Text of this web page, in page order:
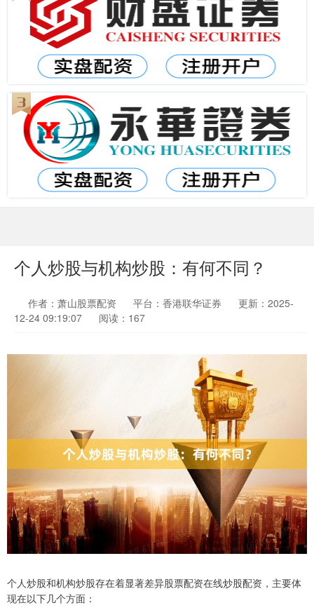
个人炒股与机构炒股：有何不同？
作者：萧山股票配资 平台：香港联华证券
更新：2025-
12-24 09:19:07
阅读：167
个人炒股和机构炒股存在着显著差异股票配资在线炒股配资，主要体
现在以下几个方面：